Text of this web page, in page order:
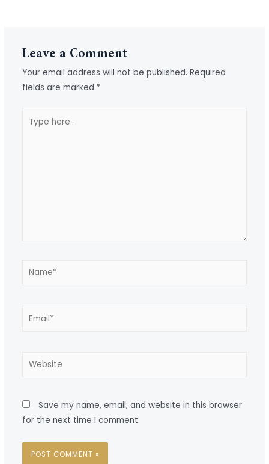
Leave a Comment
Your email address will not be published. Required
fields are marked *
Save my name, email, and website in this browser
for the next time I comment.